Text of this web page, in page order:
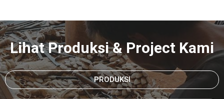
Lihat Produksi & Project Kami
PRODUKSI